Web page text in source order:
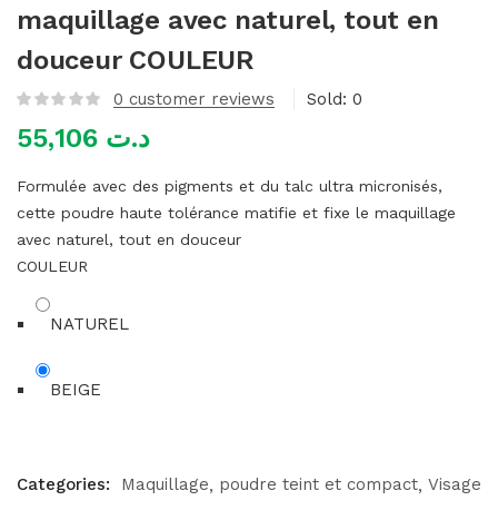
maquillage avec naturel, tout en
douceur COULEUR
0 customer reviews Sold: 0
د.ت
Formulée avec des pigments et du talc ultra micronisés,
cette poudre haute tolérance matifie et fixe le maquillage
avec naturel, tout en douceur
COULEUR
NATUREL
BEIGE
Categories: Maquillage poudre teint et compact Visage